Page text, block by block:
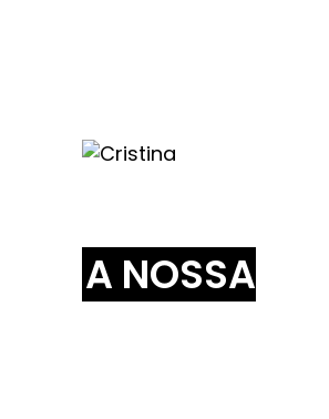
CRISTINA
PINA
A NOSSA